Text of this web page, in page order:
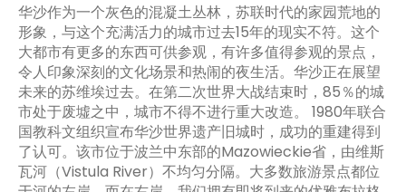
华沙作为一个灰色的混凝土丛林，苏联时代的家园荒地的
形象，与这个充满活力的城市过去15年的现实不符。这个
大都市有更多的东西可供参观，有许多值得参观的景点，
令人印象深刻的文化场景和热闹的夜生活。华沙正在展望
未来的苏维埃过去。在第二次世界大战结束时，85％的城
市处于废墟之中，城市不得不进行重大改造。 1980年联合
国教科文组织宣布华沙世界遗产旧城时，成功的重建得到
了认可。该市位于波兰中东部的Mazowieckie省，由维斯
瓦河（Vistula River）不均匀分隔。大多数旅游景点都位